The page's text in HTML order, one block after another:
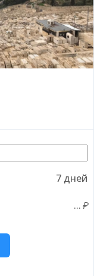
7 дней
...